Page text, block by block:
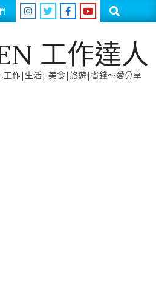
Search
工作達人
,工作|生活| 美食|旅遊|省錢～愛分享